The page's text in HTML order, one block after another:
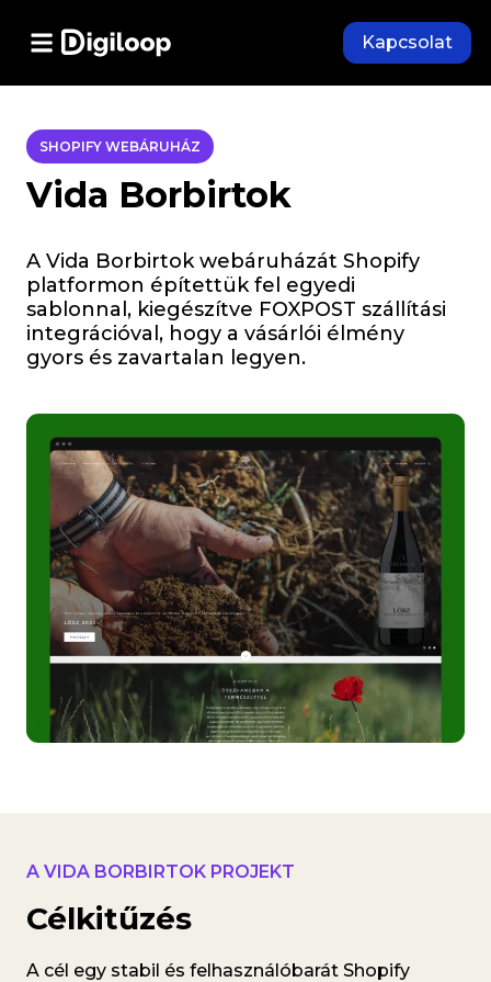
Kapcsolat
SHOPIFY WEBÁRUHÁZ
Vida Borbirtok
A Vida Borbirtok webáruházát Shopify
platformon építettük fel egyedi
sablonnal, kiegészítve FOXPOST szállítási
integrációval, hogy a vásárlói élmény
gyors és zavartalan legyen.
A VIDA BORBIRTOK PROJEKT
Célkitűzés
A cél egy stabil és felhasználóbarát Shopify